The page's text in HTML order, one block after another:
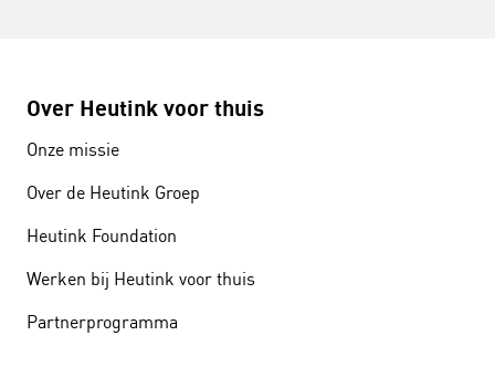
Over Heutink voor thuis
Onze missie
Over de Heutink Groep
Heutink Foundation
Werken bij Heutink voor thuis
Partnerprogramma